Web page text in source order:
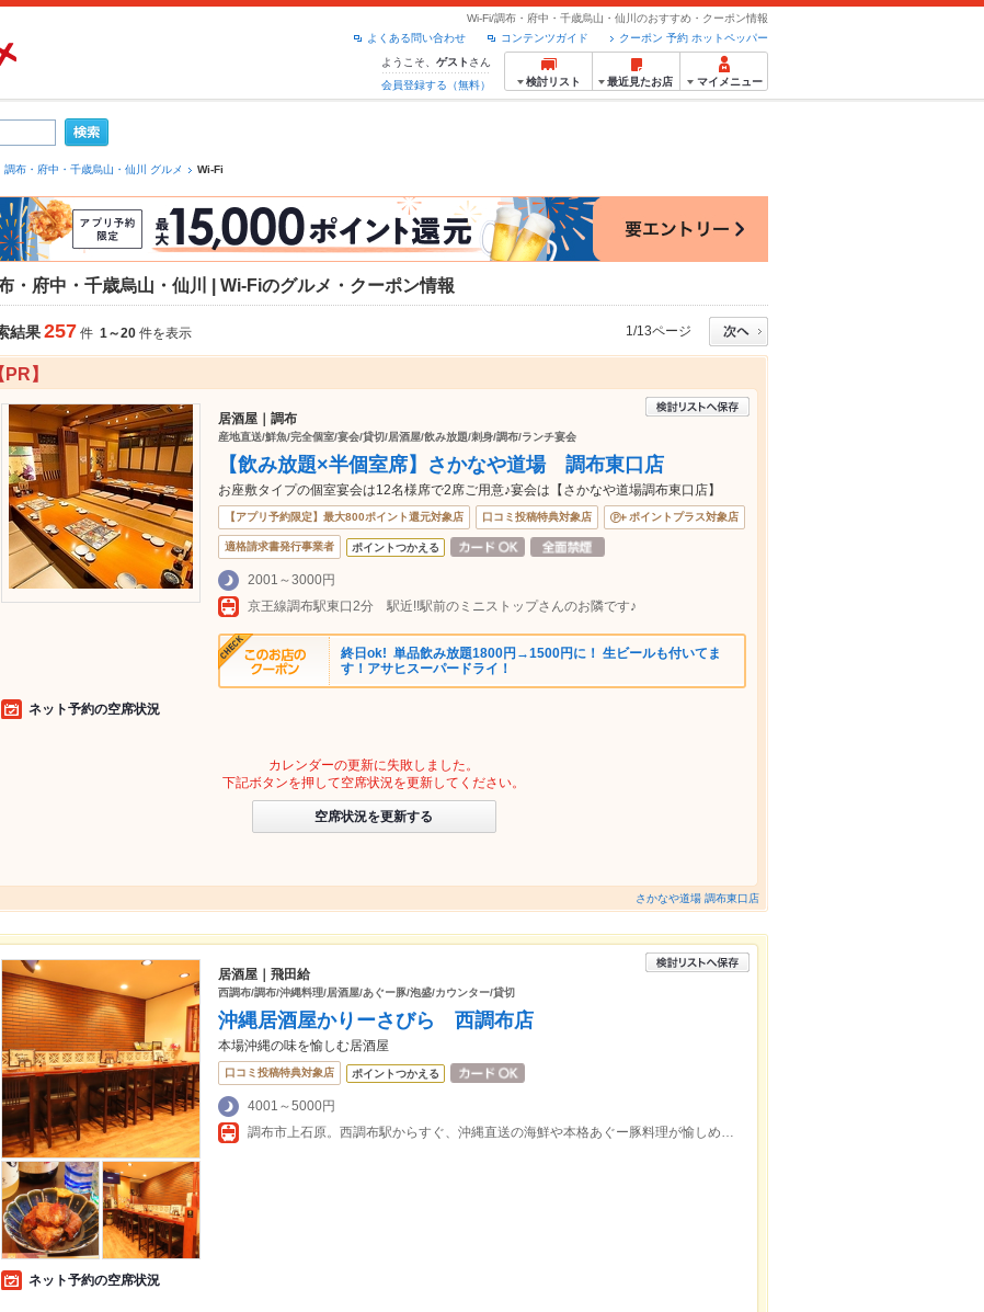
Wi-Fi/調布・府中・千歳烏山・仙川のおすすめ・クーポン情報
クーポン 予約 ホットペッパー
コンテンツガイド
よくある問い合わせ
ようこそ、 ゲスト さん
会員登録する（無料）
検討リスト 最近見たお店 マイメニュー
調布・府中・千歳烏山・仙川 グルメ Wi-Fi
・府中・千歳烏山・仙川 | Wi-Fiのグルメ・クーポン情報
結果257 件 1～20 件を表示 1/13ページ
PR】
居酒屋｜調布
産地直送/鮮魚/完全個室/宴会/貸切/居酒屋/飲み放題/刺身/調布/ランチ宴会
【飲み放題×半個室席】さかなや道場 調布東口店
お座敷タイプの個室宴会は12名様席で2席ご用意♪宴会は【さかなや道場調布東口店】
【アプリ予約限定】最大800ポイント還元対象店 口コミ投稿特典対象店 ポイントプラス対象店
適格請求書発行事業者 ポイントつかえる
2001～3000円
京王線調布駅東口2分 駅近!!駅前のミニストップさんのお隣です♪
終日ok! 単品飲み放題1800円→1500円に！ 生ビールも付いてま
す！アサヒスーパードライ！
ネット予約の空席状況
カレンダーの更新に失敗しました。
下記ボタンを押して空席状況を更新してください。
空席状況を更新する
さかなや道場 調布東口店
居酒屋｜飛田給
西調布/調布/沖縄料理/居酒屋/あぐー豚/泡盛/カウンター/貸切
沖縄居酒屋かりーさびら 西調布店
本場沖縄の味を愉しむ居酒屋
口コミ投稿特典対象店 ポイントつかえる
4001～5000円
調布市上石原。西調布駅からすぐ、沖縄直送の海鮮や本格あぐー豚料理が愉しめる居酒屋です。
ネット予約の空席状況